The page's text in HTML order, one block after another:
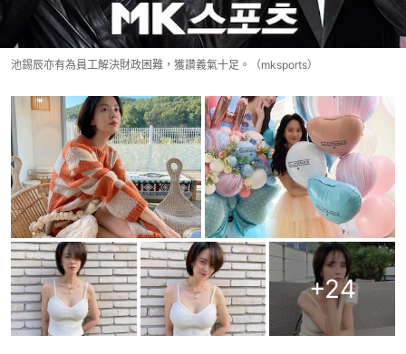
池錫辰亦有為員工解決財政困難，獲讚義氣十足。（mksports）
+24